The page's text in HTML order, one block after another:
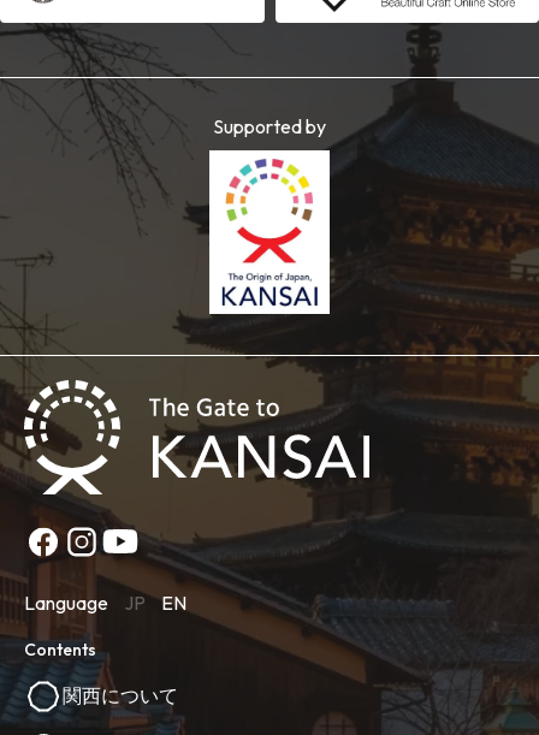
Supported by
Language JP EN
Contents
関西について